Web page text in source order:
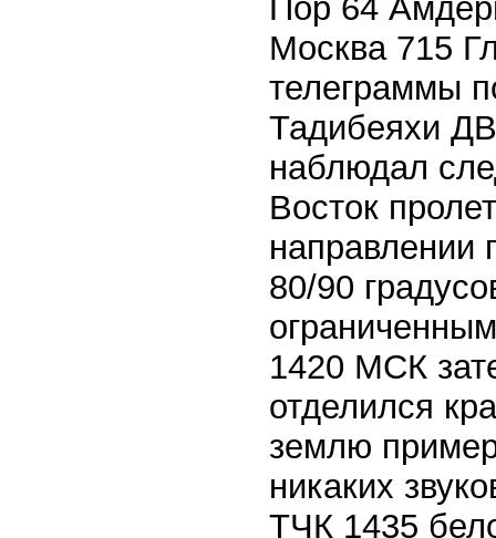
Пор 64
Москва 715
телеграммы
Тадибеяхи
наблюдал
Восток
направлении
80/90
1420 МСК
отделился
землю
никаких
ТЧК 1435